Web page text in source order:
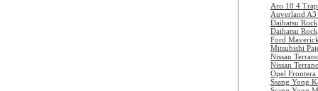
Aro 10.4
Auverland
Daihatsu
Daihatsu
Ford
Mitsubishi
Nissan
Nissan
Opel
Ssang Yong